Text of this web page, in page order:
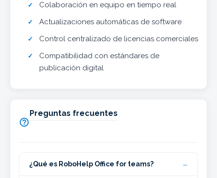
Colaboración en equipo en tiempo real
Actualizaciones automáticas de software
Control centralizado de licencias comerciales
Compatibilidad con estándares de
publicación digital

Preguntas frecuentes
¿Qué es RoboHelp Office for teams?